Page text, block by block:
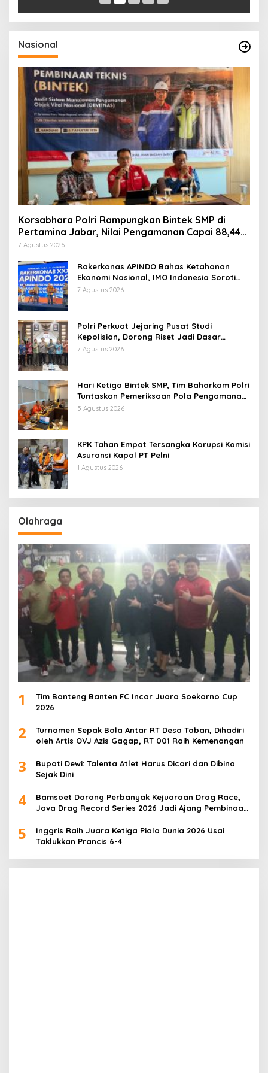
Nasional
Korsabhara Polri Rampungkan Bintek SMP di
Pertamina Jabar, Nilai Pengamanan Capai 88,44
Persen
7 Agustus 2026
Rakerkonas APINDO Bahas Ketahanan
Ekonomi Nasional, IMO Indonesia Soroti
Pentingnya Kolaborasi Lintas Sektor
7 Agustus 2026
Polri Perkuat Jejaring Pusat Studi
Kepolisian, Dorong Riset Jadi Dasar
Kebijakan dan Inovasi
7 Agustus 2026
Hari Ketiga Bintek SMP, Tim Baharkam Polri
Tuntaskan Pemeriksaan Pola Pengamanan
Pertamina Patra Niaga Jabar
5 Agustus 2026
KPK Tahan Empat Tersangka Korupsi Komisi
Asuransi Kapal PT Pelni
1 Agustus 2026
Olahraga
1
Tim Banteng Banten FC Incar Juara Soekarno Cup
2026
2
Turnamen Sepak Bola Antar RT Desa Taban, Dihadiri
oleh Artis OVJ Azis Gagap, RT 001 Raih Kemenangan
3
Bupati Dewi: Talenta Atlet Harus Dicari dan Dibina
Sejak Dini
4
Bamsoet Dorong Perbanyak Kejuaraan Drag Race,
Java Drag Record Series 2026 Jadi Ajang Pembinaan
5
Inggris Raih Juara Ketiga Piala Dunia 2026 Usai
Taklukkan Prancis 6-4